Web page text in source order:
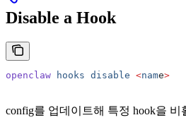
Disable a Hook
openclaw hooks disable <name>
config를 업데이트해 특정 hook을 비